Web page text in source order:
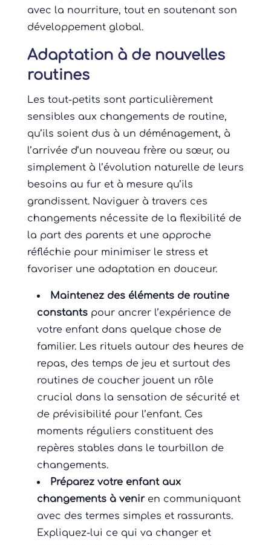
avec la nourriture, tout en soutenant son
développement global.
Adaptation à de nouvelles
routines
Les tout-petits sont particulièrement
sensibles aux changements de routine,
qu’ils soient dus à un déménagement, à
l’arrivée d’un nouveau frère ou sœur, ou
simplement à l’évolution naturelle de leurs
besoins au fur et à mesure qu’ils
grandissent. Naviguer à travers ces
changements nécessite de la flexibilité de
la part des parents et une approche
réfléchie pour minimiser le stress et
favoriser une adaptation en douceur.
Maintenez des éléments de routine
constantspour ancrer l’expérience de
votre enfant dans quelque chose de
familier. Les rituels autour des heures de
repas, des temps de jeu et surtout des
routines de coucher jouent un rôle
crucial dans la sensation de sécurité et
de prévisibilité pour l’enfant. Ces
moments réguliers constituent des
repères stables dans le tourbillon de
changements.
Préparez votre enfant aux
changements à veniren communiquant
avec des termes simples et rassurants.
Expliquez-lui ce qui va changer et